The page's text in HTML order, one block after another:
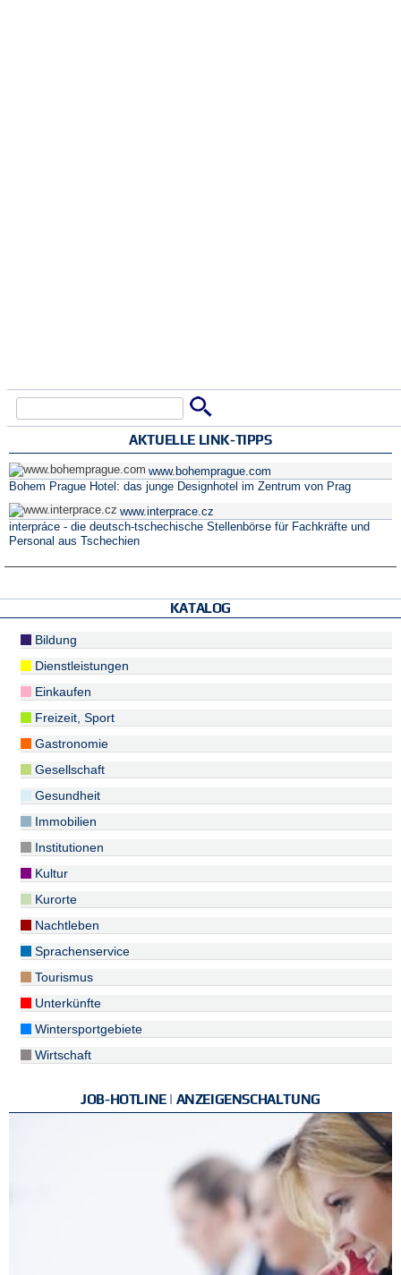
Suchformular
AKTUELLE LINK-TIPPS
www.bohemprague.com
Bohem Prague Hotel: das junge Designhotel im Zentrum von Prag
www.interprace.cz
interpráce - die deutsch-tschechische Stellenbörse für Fachkräfte und
Personal aus Tschechien
KATALOG
Bildung
Dienstleistungen
Einkaufen
Freizeit, Sport
Gastronomie
Gesellschaft
Gesundheit
Immobilien
Institutionen
Kultur
Kurorte
Nachtleben
Sprachenservice
Tourismus
Unterkünfte
Wintersportgebiete
Wirtschaft
JOB-HOTLINE | ANZEIGENSCHALTUNG